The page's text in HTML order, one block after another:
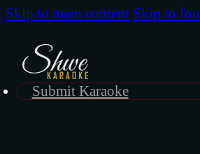
Skip to main content Skip to
Submit Karaoke